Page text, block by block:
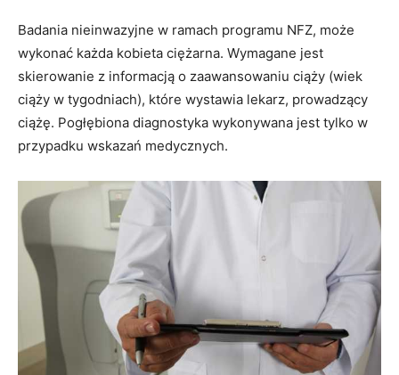
Badania nieinwazyjne w ramach programu NFZ, może
wykonać każda kobieta ciężarna. Wymagane jest
skierowanie z informacją o zaawansowaniu ciąży (wiek
ciąży w tygodniach), które wystawia lekarz, prowadzący
ciążę. Pogłębiona diagnostyka wykonywana jest tylko w
przypadku wskazań medycznych.